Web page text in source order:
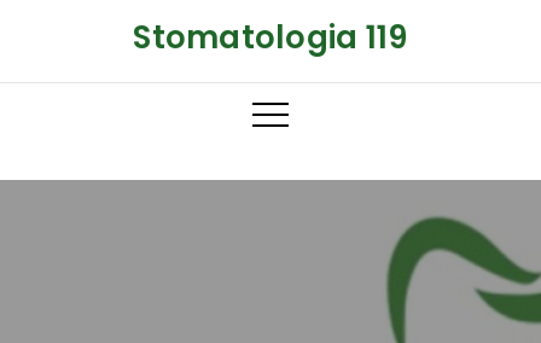
content
Stomatologia 119